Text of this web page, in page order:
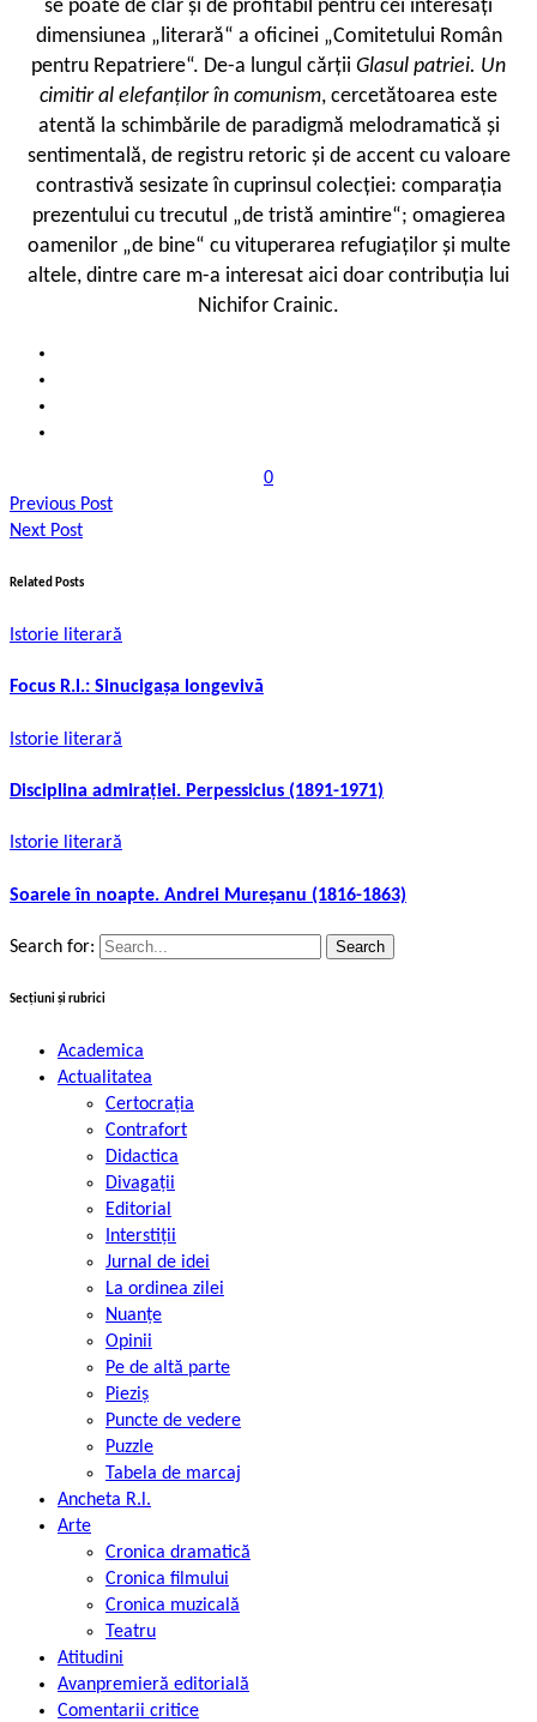
se poate de clar și de profitabil pentru cei interesați
dimensiunea „literară“ a oficinei „Comitetului Român
pentru Repatriere“. De-a lungul cărții Glasul patriei. Un
cimitir al elefanților în comunism, cercetătoarea este
atentă la schimbările de paradigmă melodramatică și
sentimentală, de registru retoric și de accent cu valoare
contrastivă sesizate în cuprinsul colecției: comparația
prezentului cu trecutul „de tristă amintire“; omagierea
oamenilor „de bine“ cu vituperarea refugiaților și multe
altele, dintre care m-a interesat aici doar contribuția lui
Nichifor Crainic.
0
Previous Post
Next Post
Related Posts
Istorie literară
Focus R.l.: Sinucigașa longevivă
Istorie literară
Disciplina admirației. Perpessicius (1891-1971)
Istorie literară
Soarele în noapte. Andrei Mureșanu (1816-1863)
Search for:
Secțiuni și rubrici
Academica
Actualitatea
Certocrația
Contrafort
Didactica
Divagații
Editorial
Interstiții
Jurnal de idei
La ordinea zilei
Nuanțe
Opinii
Pe de altă parte
Pieziș
Puncte de vedere
Puzzle
Tabela de marcaj
Ancheta R.l.
Arte
Cronica dramatică
Cronica filmului
Cronica muzicală
Teatru
Atitudini
Avanpremieră editorială
Comentarii critice